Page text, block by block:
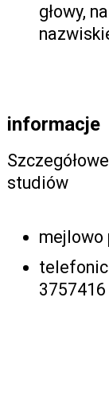
głowy,
informacje
studiów
3757416